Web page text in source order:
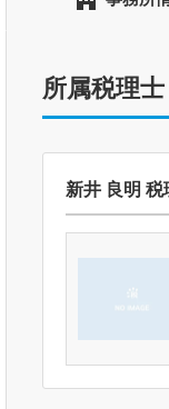
所属税理士
新井 良明 税